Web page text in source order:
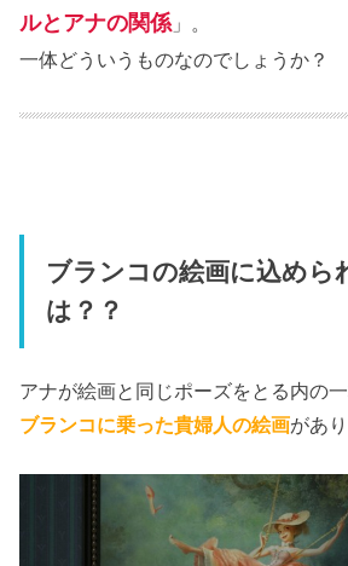
ルとアナの関係 」。
一体どういうものなのでしょうか？
ブランコの絵画に込めら
は？？
アナが絵画と同じポーズをとる内の
ブランコに乗った貴婦人の絵画があり